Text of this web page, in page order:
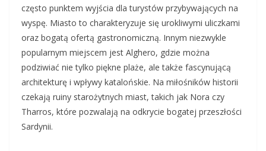
często punktem wyjścia dla turystów przybywających na
wyspę. Miasto to charakteryzuje się urokliwymi uliczkami
oraz bogatą ofertą gastronomiczną. Innym niezwykle
popularnym miejscem jest Alghero, gdzie można
podziwiać nie tylko piękne plaże, ale także fascynującą
architekturę i wpływy katalońskie. Na miłośników historii
czekają ruiny starożytnych miast, takich jak Nora czy
Tharros, które pozwalają na odkrycie bogatej przeszłości
Sardynii.